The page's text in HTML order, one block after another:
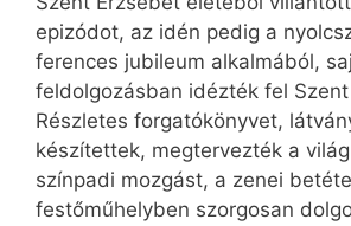
epizódot, az idén pedig a
ferences jubileum alkalmából,
feldolgozásban idézték fel
Részletes forgatókönyvet,
készítettek, megtervezték a
színpadi mozgást, a zenei
festőműhelyben szorgosan